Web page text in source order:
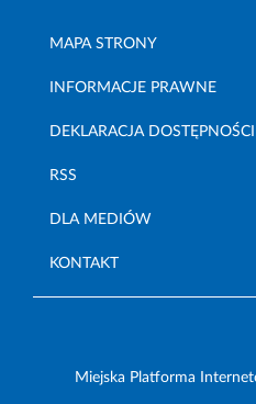
MAPA STRONY
INFORMACJE PRAWNE
DEKLARACJA DOSTĘPNOŚCI
RSS
DLA MEDIÓW
KONTAKT
Miejska Platforma